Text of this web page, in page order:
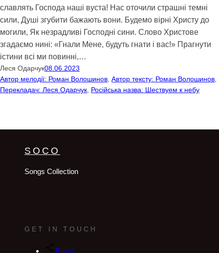
славлять Господа наші вуста! Нас оточили страшні темні
сили, Душі згубити бажають вони. Будемо вірні Христу до
могили, Як незрадливі Господні сини. Слово Христове
згадаємо нині: «Гнали Мене, будуть гнати і вас!» Прагнути
істини всі ми повинні,…
Леся Одарчук08.06.2023
Автор мелодії: Роман Волошинов Автор тексту: Роман Волошинов
Перекладач: Леся Одарчук Російська назва: Шествуем к небу
SOCO
Songs Collection
GET IN TOUCH
Email